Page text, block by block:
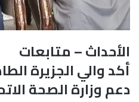
الأحداث – متابعات
أكد والي الجزيرة
دعم وزارة الصحة